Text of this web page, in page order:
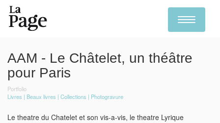
main
content
Toggle
navigation
AAM - Le Châtelet, un théâtre
pour Paris
Portfolio
Livres
Beaux livres Collections Photogravure
Le theatre du Chatelet et son vis-a-vis, le theatre Lyrique